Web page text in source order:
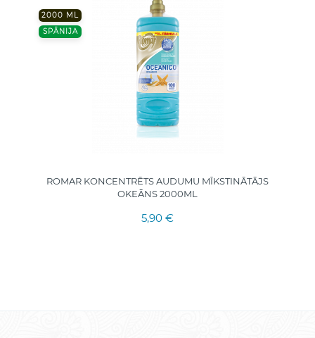
2000 ML
SPĀNIJA
ROMAR KONCENTRĒTS AUDUMU MĪKSTINĀTĀJS
OKEĀNS 2000ML
5,90 €